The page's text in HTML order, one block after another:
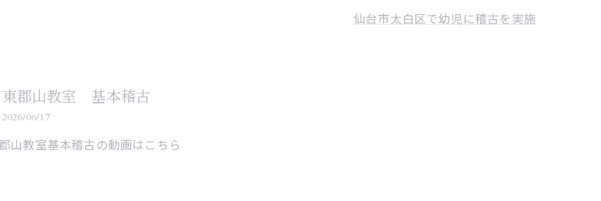
仙台市太白区で幼児に稽古を実施
東郡山教室 基本稽古
2026/06/17
山教室基本稽古の動画はこちら